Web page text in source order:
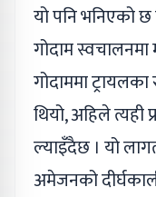
यो पनि भनिएको
गोदाम
गोदाममा
थियो, अहिले त्यही
ल्याइँदैछ । यो
अमेजनको